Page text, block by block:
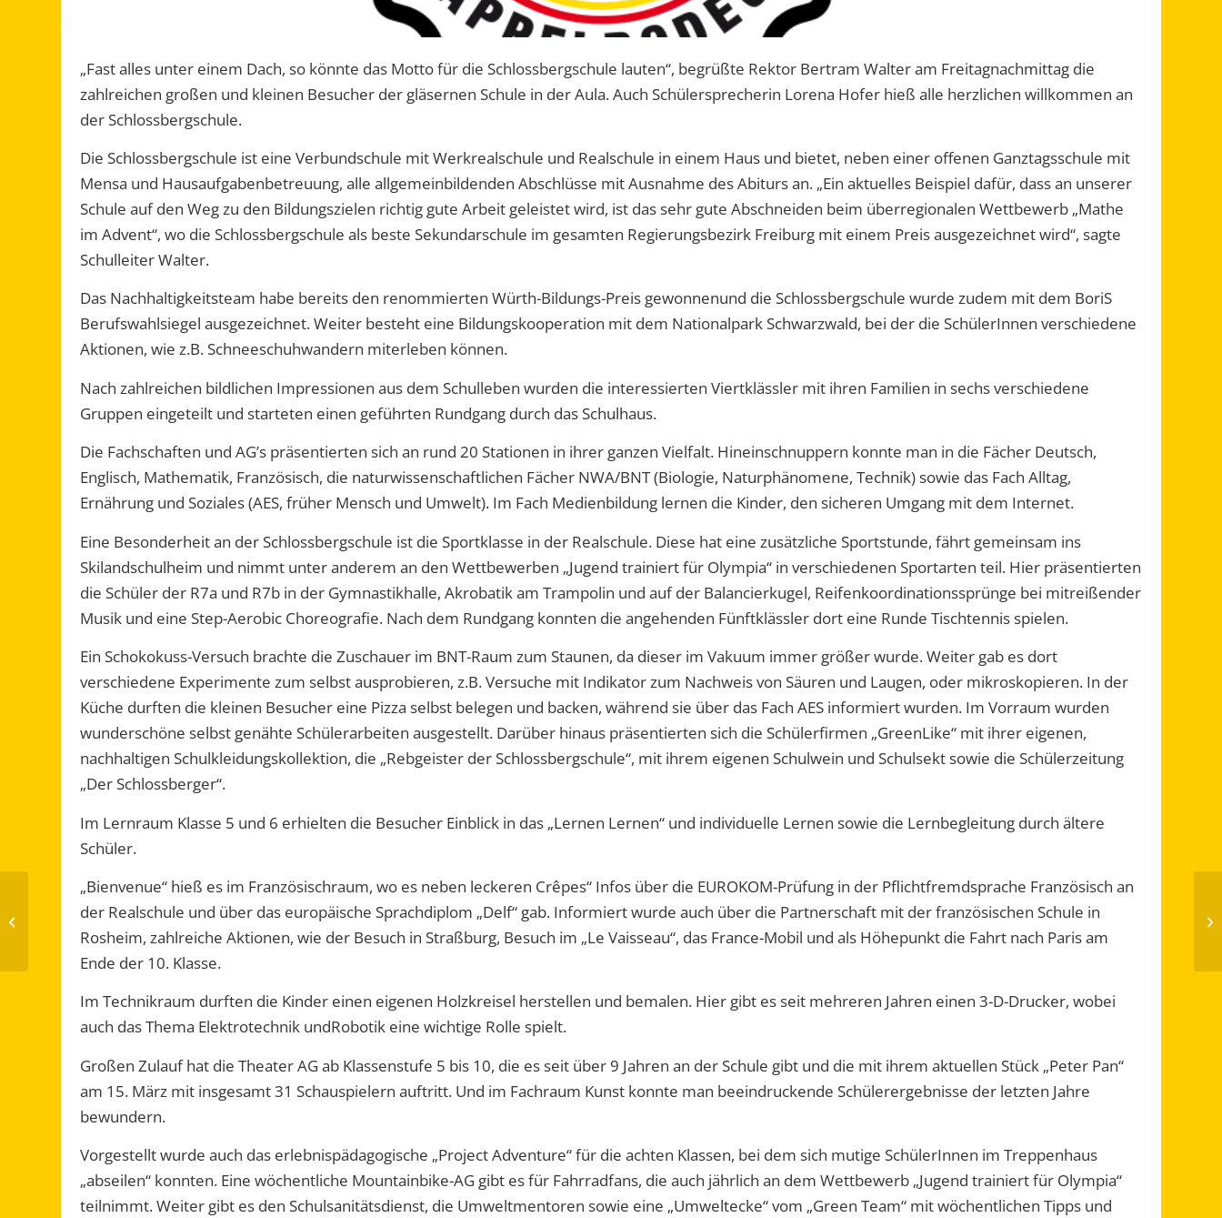
„Fast alles unter einem Dach, so könnte das Motto für die Schlossbergschule lauten“, begrüßte Rektor Bertram Walter am Freitagnachmittag die
zahlreichen großen und kleinen Besucher der gläsernen Schule in der Aula. Auch Schülersprecherin Lorena Hofer hieß alle herzlichen willkommen an
der Schlossbergschule.
Die Schlossbergschule ist eine Verbundschule mit Werkrealschule und Realschule in einem Haus und bietet, neben einer offenen Ganztagsschule mit
Mensa und Hausaufgabenbetreuung, alle allgemeinbildenden Abschlüsse mit Ausnahme des Abiturs an. „Ein aktuelles Beispiel dafür, dass an unserer
Schule auf den Weg zu den Bildungszielen richtig gute Arbeit geleistet wird, ist das sehr gute Abschneiden beim überregionalen Wettbewerb „Mathe
im Advent“, wo die Schlossbergschule als beste Sekundarschule im gesamten Regierungsbezirk Freiburg mit einem Preis ausgezeichnet wird“, sagte
Schulleiter Walter.
Das Nachhaltigkeitsteam habe bereits den renommierten Würth-Bildungs-Preis gewonnenund die Schlossbergschule wurde zudem mit dem BoriS
Berufswahlsiegel ausgezeichnet.Weiter besteht eine Bildungskooperation mit dem Nationalpark Schwarzwald, bei der die SchülerInnen verschiedene
Aktionen, wie z.B. Schneeschuhwandern miterleben können.
Nach zahlreichen bildlichen Impressionen aus dem Schulleben wurden die interessierten Viertklässler mit ihren Familien in sechs verschiedene
Gruppen eingeteilt und starteten einen geführten Rundgang durch das Schulhaus.
Die Fachschaften und AG’s präsentierten sich an rund 20 Stationen in ihrer ganzen Vielfalt. Hineinschnuppern konnte man in die Fächer Deutsch,
Englisch, Mathematik, Französisch, die naturwissenschaftlichen Fächer NWA/BNT (Biologie, Naturphänomene, Technik) sowie das Fach Alltag,
Ernährung und Soziales (AES, früher Mensch und Umwelt). Im Fach Medienbildung lernen die Kinder, den sicheren Umgang mit dem Internet.
Eine Besonderheit an der Schlossbergschule ist die Sportklasse in der Realschule. Diese hat eine zusätzliche Sportstunde, fährt gemeinsam ins
Skilandschulheim und nimmt unter anderem an den Wettbewerben „Jugend trainiert für Olympia“ in verschiedenen Sportarten teil. Hier präsentierten
die Schüler der R7a und R7b in der Gymnastikhalle, Akrobatik am Trampolin und auf der Balancierkugel, Reifenkoordinationssprünge bei mitreißender
Musik und eine Step-Aerobic Choreografie. Nach dem Rundgang konnten die angehenden Fünftklässler dort eine Runde Tischtennis spielen.
Ein Schokokuss-Versuch brachte die Zuschauer im BNT-Raum zum Staunen, da dieser im Vakuum immer größer wurde. Weiter gab es dort
verschiedene Experimente zum selbst ausprobieren, z.B. Versuche mit Indikator zum Nachweis von Säuren und Laugen, oder mikroskopieren. In der
Küche durften die kleinen Besucher eine Pizza selbst belegen und backen, während sie über das Fach AES informiert wurden. Im Vorraum wurden
wunderschöne selbst genähte Schülerarbeiten ausgestellt. Darüber hinaus präsentierten sich die Schülerfirmen „GreenLike“ mit ihrer eigenen,
nachhaltigen Schulkleidungskollektion, die „Rebgeister der Schlossbergschule“, mit ihrem eigenen Schulwein und Schulsektsowie die Schülerzeitung
„Der Schlossberger“.
Im Lernraum Klasse 5 und 6 erhielten die Besucher Einblick in das „Lernen Lernen“ und individuelle Lernen sowie die Lernbegleitung durch ältere
Schüler.
„Bienvenue“ hieß es im Französischraum, wo es neben leckeren Crêpes“ Infos über die EUROKOM-Prüfung in der Pflichtfremdsprache Französisch an
der Realschule und über das europäische Sprachdiplom „Delf“ gab. Informiert wurde auch über die Partnerschaft mit der französischen Schule in
Rosheim, zahlreiche Aktionen, wie der Besuch in Straßburg, Besuch im „Le Vaisseau“, das France-Mobil und als Höhepunkt die Fahrt nach Paris am
Ende der 10. Klasse.
Im Technikraum durften die Kinder einen eigenen Holzkreisel herstellen und bemalen. Hier gibt es seit mehreren Jahren einen 3-D-Drucker, wobei
auch das Thema Elektrotechnik undRobotik eine wichtige Rolle spielt.
Großen Zulauf hat die Theater AG ab Klassenstufe 5 bis 10, die es seit über 9 Jahren an der Schule gibt und die mit ihrem aktuellen Stück „Peter Pan“
am 15. März mit insgesamt 31 Schauspielern auftritt. Und im Fachraum Kunst konnte man beeindruckende Schülerergebnisse der letzten Jahre
bewundern.
Vorgestellt wurde auch das erlebnispädagogische „Project Adventure“ für die achten Klassen, bei dem sich mutige SchülerInnen im Treppenhaus
„abseilen“ konnten. Eine wöchentliche Mountainbike-AG gibt es für Fahrradfans, die auch jährlich an dem Wettbewerb „Jugend trainiert für Olympia“
teilnimmt.Weiter gibt es den Schulsanitätsdienst, die Umweltmentoren sowie eine „Umweltecke“ vom „Green Team“ mitwöchentlichen Tipps und
Riesenerfolg bei
„Mathe im Advent“